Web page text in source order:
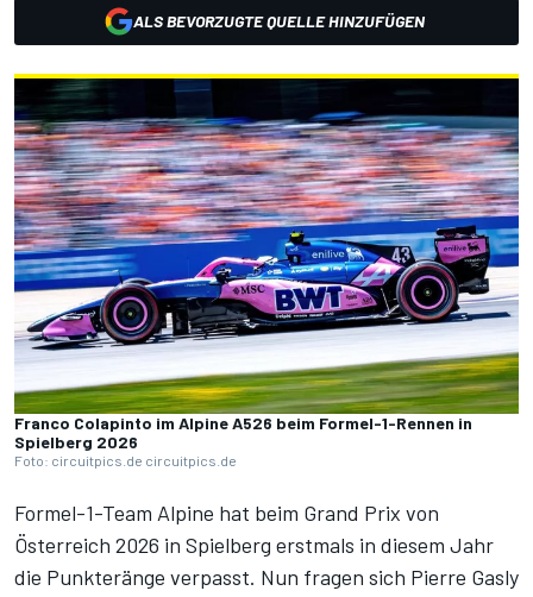
ALS BEVORZUGTE QUELLE HINZUFÜGEN
Franco Colapinto im Alpine A526 beim Formel-1-Rennen in
Spielberg 2026
Foto: circuitpics.de circuitpics.de
Formel-1-Team Alpine hat beim Grand Prix von
Österreich 2026 in Spielberg erstmals in diesem Jahr
die Punkteränge verpasst. Nun fragen sich Pierre Gasly